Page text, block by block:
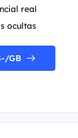
real
ocultas
GB